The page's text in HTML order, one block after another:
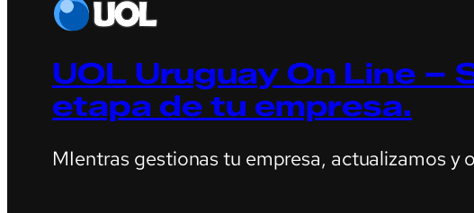
UOL Uruguay On Line –
etapa de tu empresa.
MIentras gestionas tu empresa, actualizamos